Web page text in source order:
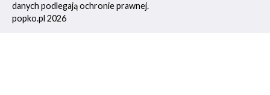
danych podlegają ochronie prawnej.
popko.pl 2026